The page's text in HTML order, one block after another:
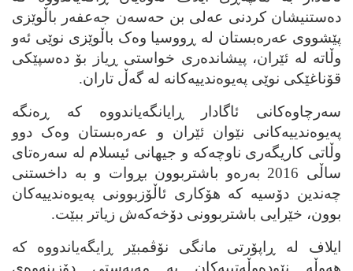
ده‌ستنیشان کردنی عه‌لی بن حه‌سه‌ن جه‌عفه‌ر باڵوێزی
پێشووی عه‌ره‌بستان له‌ ڕووسیا وه‌ک باڵوێزی نوێی ئه‌و
وڵاته‌ له‌ ئێران، پیشانده‌ری خواستی ڕیاز بۆ ده‌سپێکی
قۆناغێکی نوێی په‌یوه‌ندییه‌کانه‌ له‌ گه‌ڵ تاران.
سه‌رچاوه‌کانی ئاگادار ڕایانگه‌یاندووه‌ که‌ ڕه‌نگه‌
په‌یوه‌ندییه‌کانی نێوان ئێران و عه‌ره‌بستان وه‌ک دوو
وڵاتی کاریگه‌ری ناوچه‌که‌ و جیهانی ئیسلام له‌ سه‌ره‌تای
ساڵی 2016 به‌ره‌و باشتربوون بڕوات و به‌ داخستنی
چه‌ندین دۆسیه‌ که‌ هۆکاری ئاڵۆزبوونی په‌یوه‌ندییه‌کان
بوون، خێرایی باشتربوونی دۆخه‌که‌ش زیاتر ببێت.‌
ایلاف له‌ ڕاپۆرتی مانگی نۆڤمبێر ڕایگه‌یاندووه‌ که‌
هه‌وڵه‌ نێوده‌وڵه‌تییه‌کان به‌ مه‌به‌ستی دۆزینه‌وه‌ی